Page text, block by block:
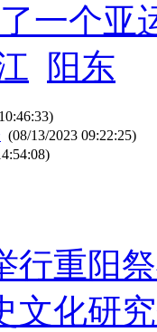
一个亚
阳东
(08/13/2023 09:22:25)
行重阳
文化研